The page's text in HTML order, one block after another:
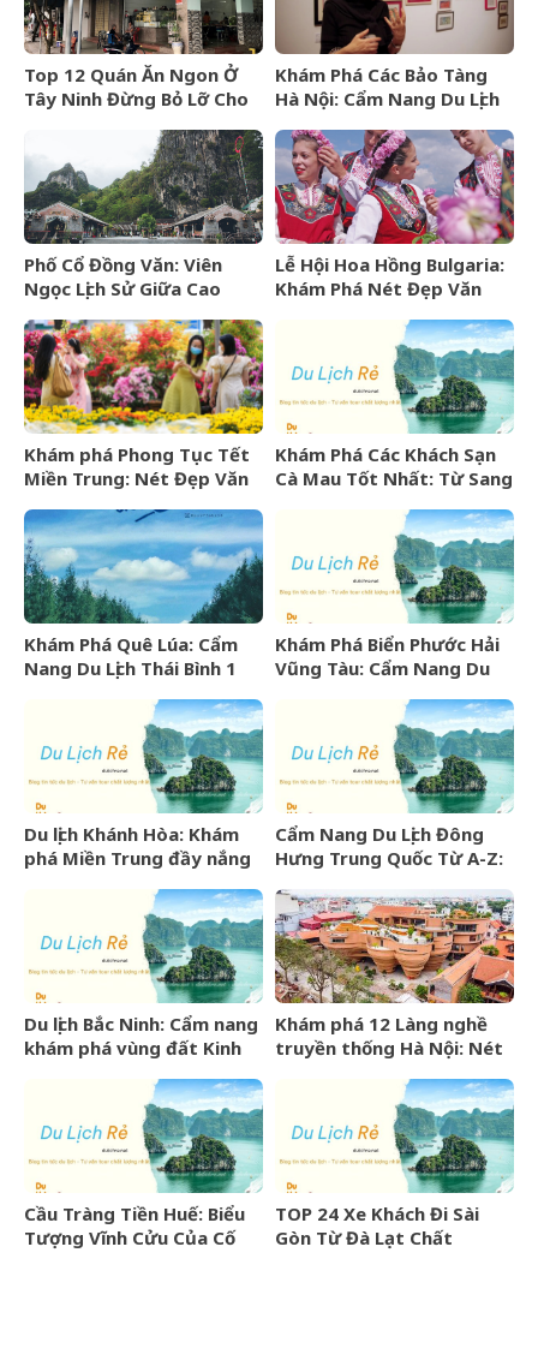
Top 12 Quán Ăn Ngon Ở
Tây Ninh Đừng Bỏ Lỡ Cho
Khám Phá Các Bảo Tàng
Hà Nội: Cẩm Nang Du Lịch
Phố Cổ Đồng Văn: Viên
Ngọc Lịch Sử Giữa Cao
Lễ Hội Hoa Hồng Bulgaria:
Khám Phá Nét Đẹp Văn
Khám phá Phong Tục Tết
Miền Trung: Nét Đẹp Văn
Khám Phá Các Khách Sạn
Cà Mau Tốt Nhất: Từ Sang
Khám Phá Quê Lúa: Cẩm
Nang Du Lịch Thái Bình 1
Khám Phá Biển Phước Hải
Vũng Tàu: Cẩm Nang Du
Du lịch Khánh Hòa: Khám
phá Miền Trung đầy nắng
Cẩm Nang Du Lịch Đông
Hưng Trung Quốc Từ A-Z:
Trình Chi Tiết
Du lịch Bắc Ninh: Cẩm nang
khám phá vùng đất Kinh
Khám phá 12 Làng nghề
truyền thống Hà Nội: Nét
Cầu Tràng Tiền Huế: Biểu
Tượng Vĩnh Cửu Của Cố
TOP 24 Xe Khách Đi Sài
Gòn Từ Đà Lạt Chất